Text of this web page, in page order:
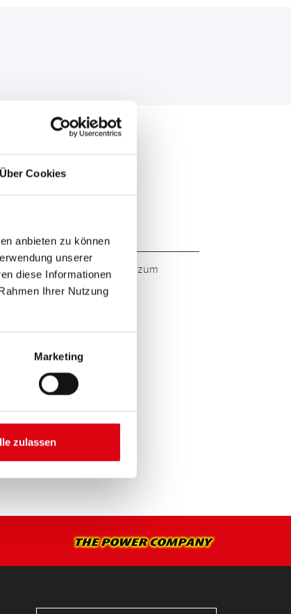
Über Cookies
anbieten zu können
unserer
diese Informationen
Ihrer Nutzung
Marketing
zulassen
Originalqualität zum